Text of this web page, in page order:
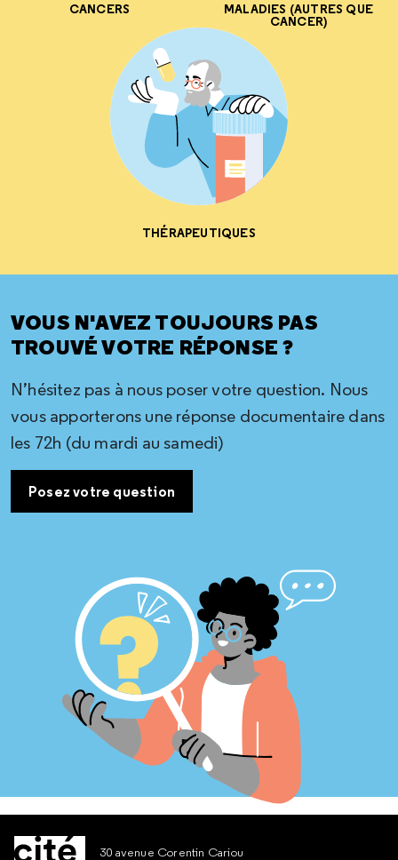
CANCERS MALADIES (AUTRES QUE
CANCER)
THÉRAPEUTIQUES
VOUS N'AVEZ TOUJOURS PAS
TROUVÉ VOTRE RÉPONSE ?
N’hésitez pas à nous poser votre question. Nous
vous apporterons une réponse documentaire dans
les 72h (du mardi au samedi)
Posez votre question
30 avenue Corentin Cariou